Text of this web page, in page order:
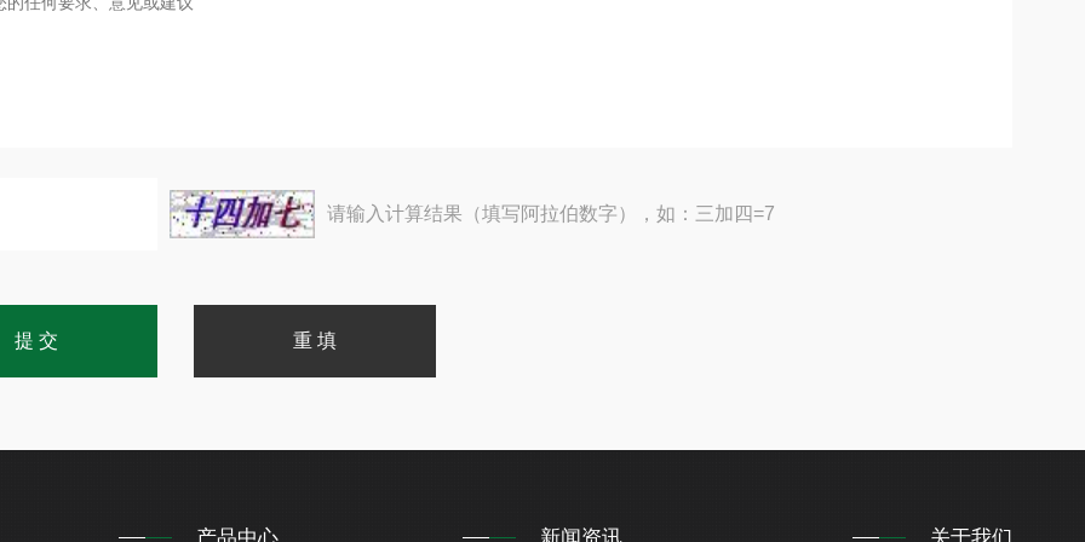
请输入计算结果（填写阿拉伯数字），如：三加四=7